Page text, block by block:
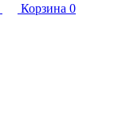
Корзина 0